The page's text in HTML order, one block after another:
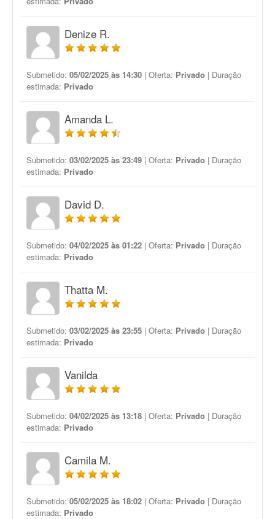
Denize R.
Submetido: 05/02/2025 às 14:30 | Oferta: Privado | Duração
estimada: Privado
Amanda L.
Submetido: 03/02/2025 às 23:49 | Oferta: Privado | Duração
estimada: Privado
David D.
Submetido: 04/02/2025 às 01:22 | Oferta: Privado | Duração
estimada: Privado
Thatta M.
Submetido: 03/02/2025 às 23:55 | Oferta: Privado | Duração
estimada: Privado
Vanilda
Submetido: 04/02/2025 às 13:18 | Oferta: Privado | Duração
estimada: Privado
Camila M.
Submetido: 05/02/2025 às 18:02 | Oferta: Privado | Duração
estimada: Privado